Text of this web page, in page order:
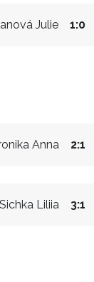
Julie 1:0
Anna 2:1
Sichka Liliia 3:1